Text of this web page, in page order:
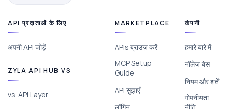
API प्रदाताओं के लिए
अपनी API जोड़ें
ZYLA API HUB VS
vs. API Layer
MARKETPLACE
APIs ब्राउज़ करें
MCP Setup
Guide
API सुझाएँ
कंपनी
हमारे बारे में
नॉलेज बेस
नियम और शर्तें
गोपनीयता